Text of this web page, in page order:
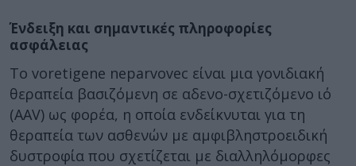
Ένδειξη και σημαντικές πληροφορίες
ασφάλειας
Το voretigene neparvovec είναι μια γονιδιακή
θεραπεία βασιζόμενη σε αδενο-σχετιζόμενο ιό
(AAV) ως φορέα, η οποία ενδείκνυται για τη
θεραπεία των ασθενών με αμφιβληστροειδική
δυστροφία που σχετίζεται με διαλληλόμορφες